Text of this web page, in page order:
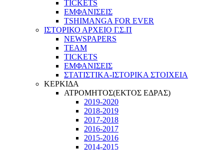
TICKETS
ΕΜΦΑΝΙΣΕΙΣ
TSHIMANGA FOR EVER
ΙΣΤΟΡΙΚΟ ΑΡΧΕΙΟ Γ.Σ.Π
NEWSPAPERS
TEAM
TICKETS
ΕΜΦΑΝΙΣΕΙΣ
ΣΤΑΤΙΣΤΙΚΑ-ΙΣΤΟΡΙΚΑ ΣΤΟΙΧΕΙΑ
ΚΕΡΚΙΔΑ
ΑΤΡΟΜΗΤΟΣ(ΕΚΤΟΣ ΕΔΡΑΣ)
2019-2020
2018-2019
2017-2018
2016-2017
2015-2016
2014-2015